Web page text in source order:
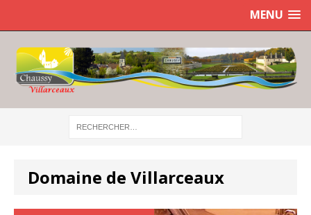
MENU
Domaine de Villarceaux